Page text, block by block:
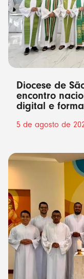
Diocese de
encontro
digital e
5 de agosto de